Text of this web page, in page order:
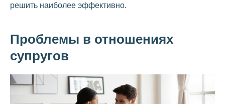
решить наиболее эффективно.
Проблемы в отношениях
супругов